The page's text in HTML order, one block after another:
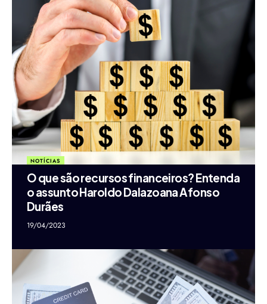
NOTÍCIAS
O que são recursos financeiros? Entenda
o assunto Haroldo Dalazoana Afonso
Durães
19/04/2023